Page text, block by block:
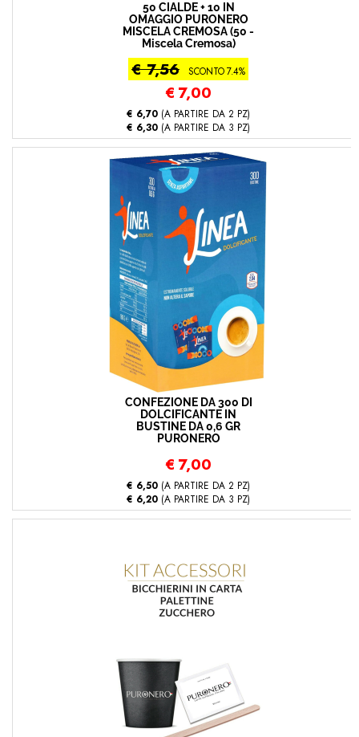
50 CIALDE + 10 IN
OMAGGIO PURONERO
MISCELA CREMOSA (50 -
Miscela Cremosa)
€ 7,56 SCONTO 7.4%
€ 7,00
€ 6,70 (A PARTIRE DA 2 PZ)
€ 6,30 (A PARTIRE DA 3 PZ)
CONFEZIONE DA 300 DI
DOLCIFICANTE IN
BUSTINE DA 0,6 GR
PURONERO
€ 7,00
€ 6,50 (A PARTIRE DA 2 PZ)
€ 6,20 (A PARTIRE DA 3 PZ)